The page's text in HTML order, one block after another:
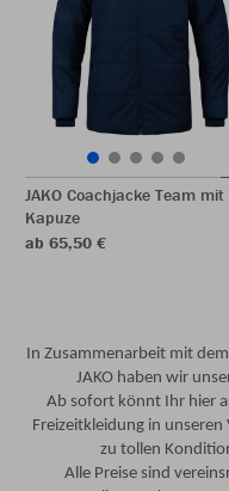
JAKO Coachjacke Team mit
Kapuze
ab 65,50 €
In Zusammenarbeit mit
JAKO haben wir
Ab sofort könnt Ihr hier
Freizeitkleidung in
zu tollen
Alle Preise sind